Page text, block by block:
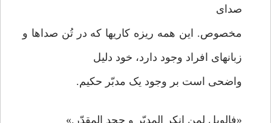
صدای
مخصوص. این همه ریزه کاریها که در تُن صداها و
زبانهای افراد وجود دارد، خود دلیل
واضحی است بر وجود یک مدبّر حکیم.
«فالویل لمن انکر المدبّر و جحد المقدّر.»